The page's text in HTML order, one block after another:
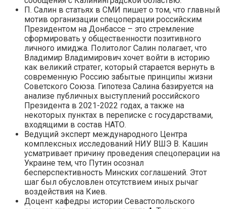
П. Салин в статьях в СМИ пишет о том, что главный
мотив организации спецоперации российским
Президентом на Донбассе – это стремление
сформировать у общественности позитивного
личного имиджа. Политолог Салин полагает, что
Владимир Владимирович хочет войти в историю
как великий стратег, который старается вернуть в
современную Россию забытые принципы жизни
Советского Союза. Гипотеза Салина базируется на
анализе публичных выступлений российского
Президента в 2021-2022 годах, а также на
некоторых пунктах в переписке с государствами,
входящими в состав НАТО.
Ведущий эксперт международного Центра
комплексных исследований НИУ ВШЭ В. Кашин
усматривает причину проведения спецоперации на
Украине тем, что Путин осознал
бесперспективность Минских соглашений. Этот
шаг был обусловлен отсутствием иных рычаг
воздействия на Киев.
Доцент кафедры истории Севастопольского